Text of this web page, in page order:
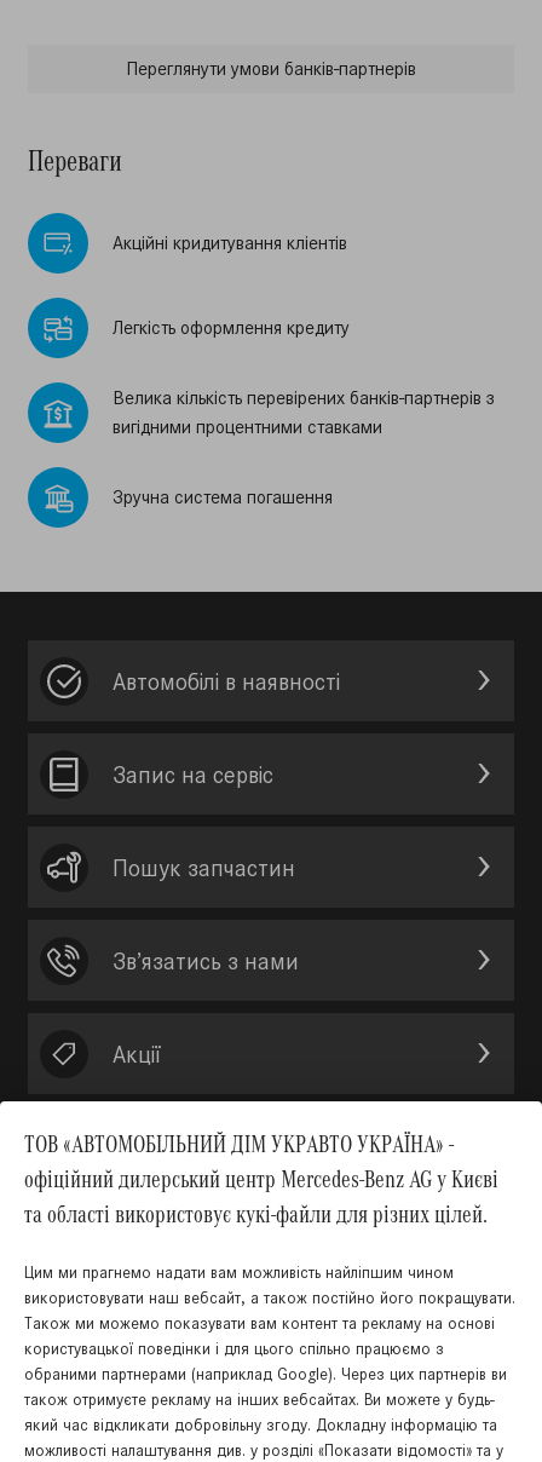
Переглянути умови банкiв-партнерiв
Переваги
Акцiйнi кридитування клiентiв
Легкiсть оформлення кредиту
Велика кiлькiсть перевiрених банкiв-партнерiв з
вигiдними процентними ставками
Зручна система погашення
ТОВ «АВТОМОБІЛЬНИЙ ДІМ УКРАВТО УКРАЇНА» -
офіційний дилерський центр Mercedes-Benz AG у Києві
та області використовує кукі-файли для різних цілей.
Цим ми прагнемо надати вам можливість найліпшим чином
використовувати наш вебсайт, а також постійно його покращувати.
Також ми можемо показувати вам контент та рекламу на основі
користувацької поведінки і для цього спільно працюємо з
обраними партнерами (наприклад Google). Через цих партнерів ви
також отримуєте рекламу на інших вебсайтах. Ви можете у будь-
який час відкликати добровільну згоду. Докладну інформацію та
можливості налаштування див. у розділі «Показати відомості» та у
Автомобілі в наявності
Запис на сервic
Пошук запчастин
Зв’язатись з нами
Акції
Вгору
Українська Російська